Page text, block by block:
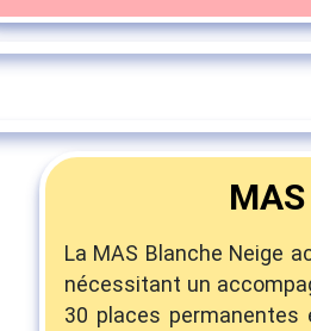
La MAS Blanche Neige
nécessitant un
30 places